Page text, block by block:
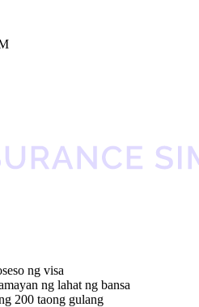
ng visa
ng lahat ng bansa
200 taong gulang